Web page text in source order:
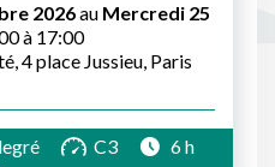
2026au Mercredi 25
à 17:00
4 place Jussieu, Paris
C3
6 h